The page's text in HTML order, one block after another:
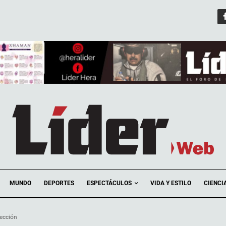
MUNDO DEPORTES ESPECTÁCULOS VIDA Y ESTILO